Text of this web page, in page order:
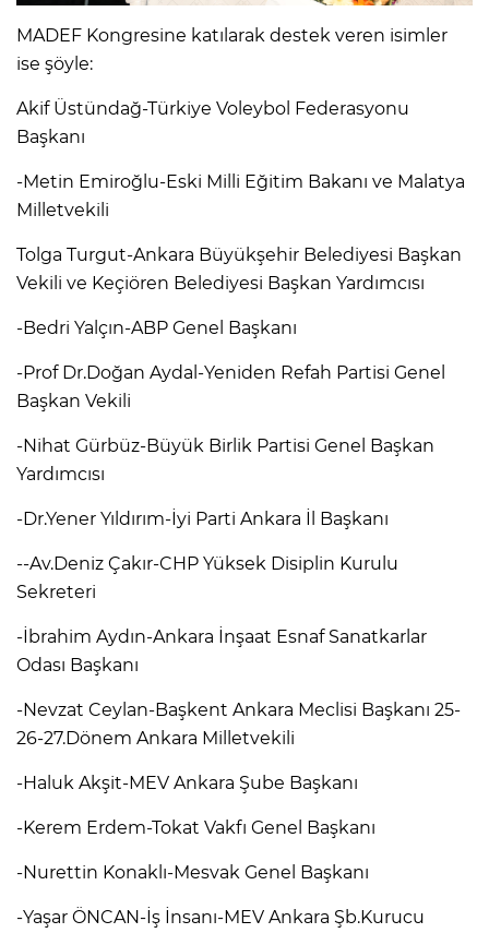
MADEF Kongresine katılarak destek veren isimler
ise şöyle:
Akif Üstündağ-Türkiye Voleybol Federasyonu
Başkanı
-Metin Emiroğlu-Eski Milli Eğitim Bakanı ve Malatya
Milletvekili
Tolga Turgut-Ankara Büyükşehir Belediyesi Başkan
Vekili ve Keçiören Belediyesi Başkan Yardımcısı
-Bedri Yalçın-ABP Genel Başkanı
-Prof Dr.Doğan Aydal-Yeniden Refah Partisi Genel
Başkan Vekili
-Nihat Gürbüz-Büyük Birlik Partisi Genel Başkan
Yardımcısı
-Dr.Yener Yıldırım-İyi Parti Ankara İl Başkanı
--Av.Deniz Çakır-CHP Yüksek Disiplin Kurulu
Sekreteri
-İbrahim Aydın-Ankara İnşaat Esnaf Sanatkarlar
Odası Başkanı
-Nevzat Ceylan-Başkent Ankara Meclisi Başkanı 25-
26-27.Dönem Ankara Milletvekili
-Haluk Akşit-MEV Ankara Şube Başkanı
-Kerem Erdem-Tokat Vakfı Genel Başkanı
-Nurettin Konaklı-Mesvak Genel Başkanı
-Yaşar ÖNCAN-İş İnsanı-MEV Ankara Şb.Kurucu